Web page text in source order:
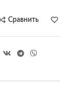
Сравнить